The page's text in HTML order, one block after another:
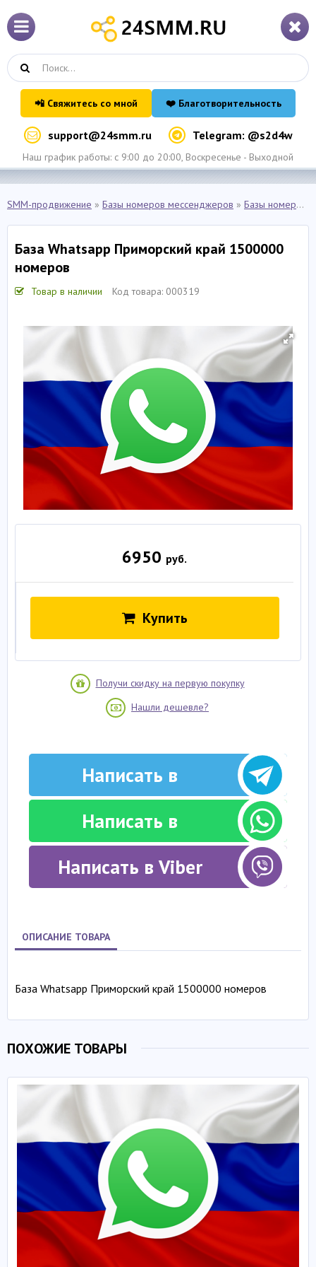
📲 Свяжитесь со мной ❤️ Благотворительность
support@24smm.ru Telegram: @s2d4w
Наш график работы: с 9:00 до 20:00, Воскресенье - Выходной
SMM-продвижение » Базы номеров мессенджеров » Базы номеров Whatsapp
База Whatsapp Приморский край 1500000
номеров
Товар в наличии Код товара: 000319
6950 руб.
Купить
Получи скидку на первую покупку
Нашли дешевле?
Написать в
Telegram
Написать в
Whatsapp
Написать в Viber
ОПИСАНИЕ ТОВАРА
База Whatsapp Приморский край 1500000 номеров
ПОХОЖИЕ ТОВАРЫ